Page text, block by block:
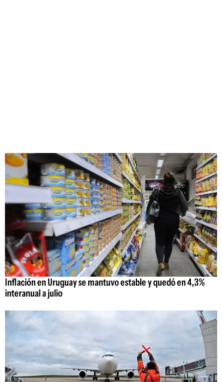
Inflación en Uruguay se mantuvo estable y quedó en 4,3%
interanual a julio